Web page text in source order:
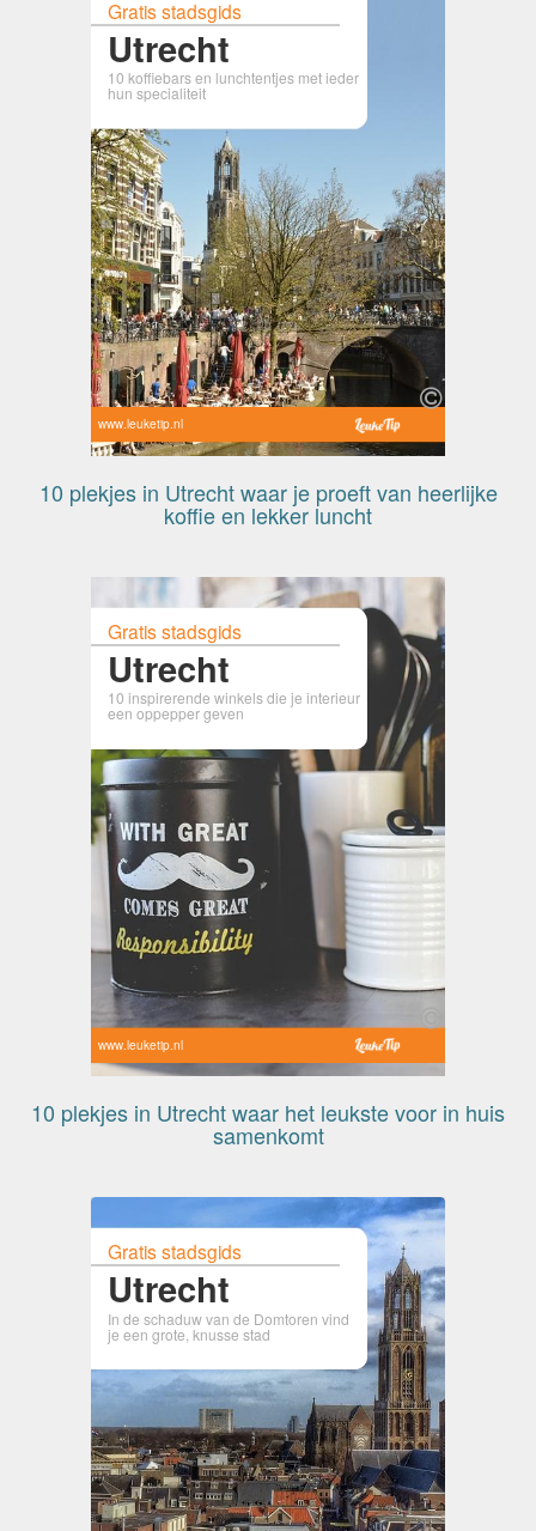
Gratis stadsgids
Utrecht
10 koffiebars en lunchtentjes met ieder
hun specialiteit
www.leuketip.nl
10 plekjes in Utrecht waar je proeft van heerlijke
koffie en lekker luncht
Gratis stadsgids
Utrecht
10 inspirerende winkels die je interieur
een oppepper geven
www.leuketip.nl
10 plekjes in Utrecht waar het leukste voor in huis
samenkomt
Gratis stadsgids
Utrecht
In de schaduw van de Domtoren vind
je een grote, knusse stad